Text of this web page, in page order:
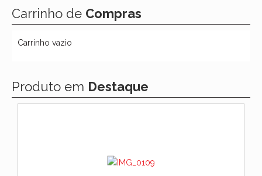
Carrinho de Compras
Carrinho vazio
Produto em Destaque